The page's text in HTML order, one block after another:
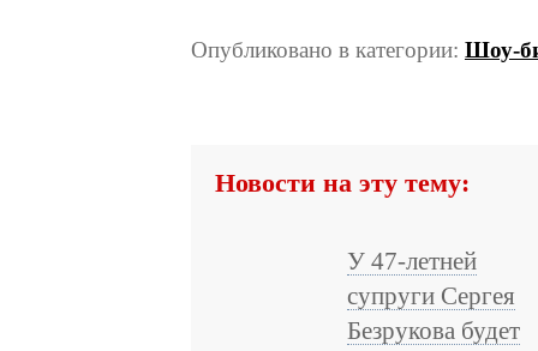
Опубликовано в категории: Шоу-
Новости на эту тему:
У 47-летней
супруги Сергея
Безрукова будет